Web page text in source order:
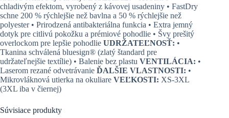
chladivým efektom, vyrobený z kávovej usadeniny • FastDry
schne 200 % rýchlejšie než bavlna a 50 % rýchlejšie než
polyester • Prirodzená antibakteriálna funkcia • Extra jemný
dotyk pre citlivú pokožku a prémiové pohodlie • Švy prešitý
overlockom pre lepšie pohodlie UDRŽATEĽNOSŤ: •
Tkanina schválená bluesign® (zlatý štandard pre
udržateľnejšie textílie) • Balenie bez plastu VENTILÁCIA: •
Laserom rezané odvetrávanie ĎALŠIE VLASTNOSTI: •
Mikrovláknová utierka na okuliare VEĽKOSTI: XS-3XL
(3XL iba v čiernej)
Súvisiace produkty